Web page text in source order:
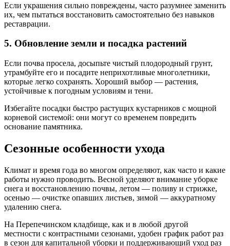
Если украшения сильно повреждены, часто разумнее заменить
их, чем пытаться восстановить самостоятельно без навыков
реставрации.
5. Обновление земли и посадка растений
Если почва просела, досыпьте чистый плодородный грунт,
утрамбуйте его и посадите неприхотливые многолетники,
которые легко сохранять. Хороший выбор — растения,
устойчивые к погодным условиям и тени.
Избегайте посадки быстро растущих кустарников с мощной
корневой системой: они могут со временем повредить
основание памятника.
Сезонные особенности ухода
Климат и время года во многом определяют, как часто и какие
работы нужно проводить. Весной уделяют внимание уборке
снега и восстановлению почвы, летом — поливу и стрижке,
осенью — очистке опавших листьев, зимой — аккуратному
удалению снега.
На Перепечинском кладбище, как и в любой другой
местности с контрастными сезонами, удобен график работ раз
в сезон для капитальной уборки и поддерживающий уход раз